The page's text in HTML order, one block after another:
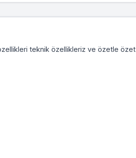
teknik özellikleriz ve özetle özet